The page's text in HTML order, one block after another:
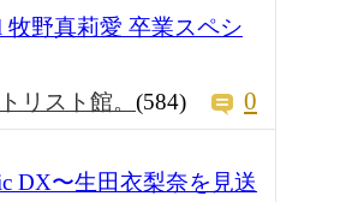
牧野真莉愛 卒業スペシ
リスト館。 (584) 0
DX〜生田衣梨奈を見送